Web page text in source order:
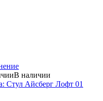
В наличии